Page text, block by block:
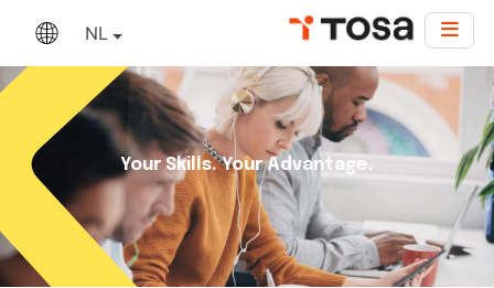
NL
Your Skills. Your Advantage.